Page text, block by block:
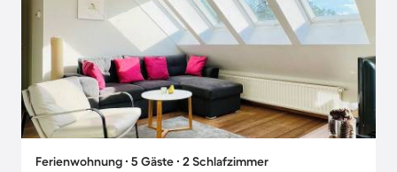
Ferienwohnung ∙ 5 Gäste ∙ 2 Schlafzimmer